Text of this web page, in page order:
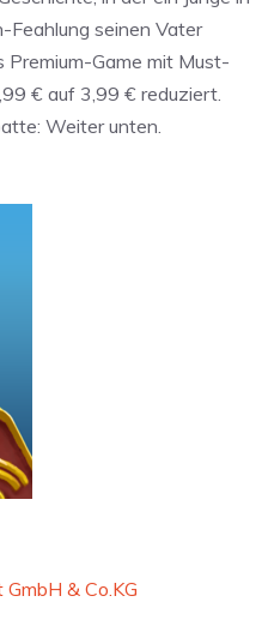
seinen Vater
Premium-Game mit Must-
€ auf 3,99 € reduziert.
Weiter unten.
& Co.KG